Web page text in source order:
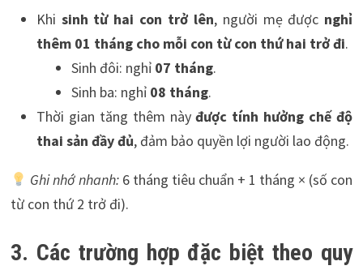
Khi sinh từ hai con trở lên, người mẹ được nghỉ
thêm 01 tháng cho mỗi con từ con thứ hai trở đi.
Sinh đôi: nghỉ 07 tháng.
Sinh ba: nghỉ 08 tháng.
Thời gian tăng thêm nàyđược tính hưởng chế độ
thai sản đầy đủ, đảm bảo quyền lợi người lao động.
Ghi nhớ nhanh:6 tháng tiêu chuẩn + 1 tháng × (số con
từ con thứ 2 trở đi).
3. Các trường hợp đặc biệt theo quy